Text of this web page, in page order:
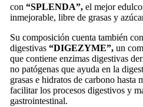
con “SPLENDA”,el mejor
inmejorable, libre de grasas y
Su composición cuenta también
digestivas “DIGEZYME”, un
que contiene enzimas digestivas
no patógenas que ayuda en la
grasas e hidratos de carbono hasta
facilitar los procesos digestivos y
gastrointestinal.